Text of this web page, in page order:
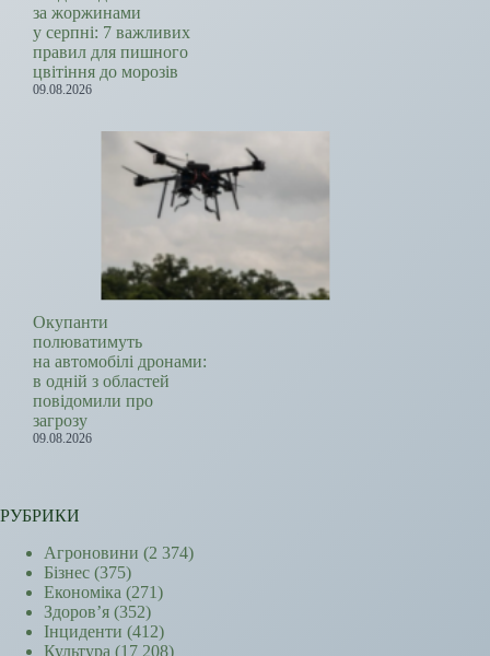
за жоржинами
у серпні: 7 важливих
правил для пишного
цвітіння до морозів
09.08.2026
Окупанти
полюватимуть
на автомобілі дронами:
в одній з областей
повідомили про
загрозу
09.08.2026
РУБРИКИ
Агроновини (2 374)
Бізнес (375)
Економіка (271)
Здоров’я (352)
Інциденти (412)
Культура (17 208)